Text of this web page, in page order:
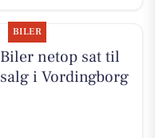
BILER
Biler netop sat til
salg i Vordingborg